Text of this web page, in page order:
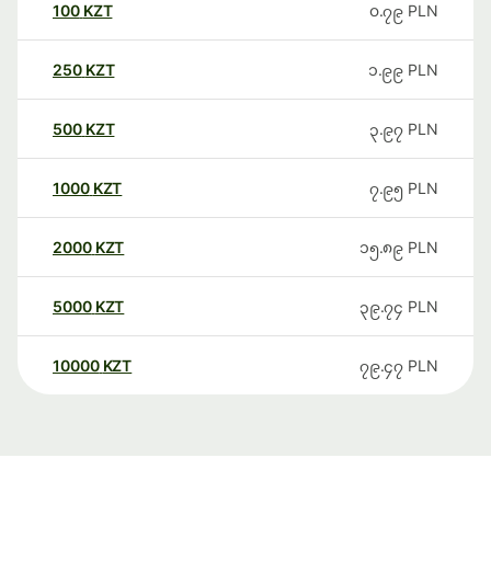
100 KZT ၀.၇၉ PLN
250 KZT ၁.၉၉ PLN
500 KZT ၃.၉၇ PLN
1000 KZT ၇.၉၅ PLN
2000 KZT ၁၅.၈၉ PLN
5000 KZT ၃၉.၇၄ PLN
10000 KZT ၇၉.၄၇ PLN